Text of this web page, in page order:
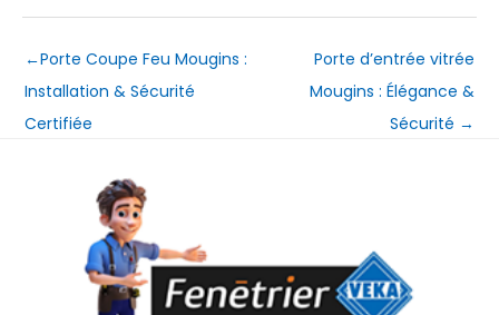
←Porte Coupe Feu Mougins :
Installation & Sécurité
Certifiée
Porte d’entrée vitrée
Mougins : Élégance &
Sécurité →